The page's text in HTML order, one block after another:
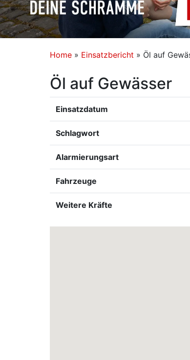
Home » Einsatzbericht » Öl auf
Öl auf Gewässer
Einsatzdatum
Schlagwort
Alarmierungsart
Fahrzeuge
Weitere Kräfte